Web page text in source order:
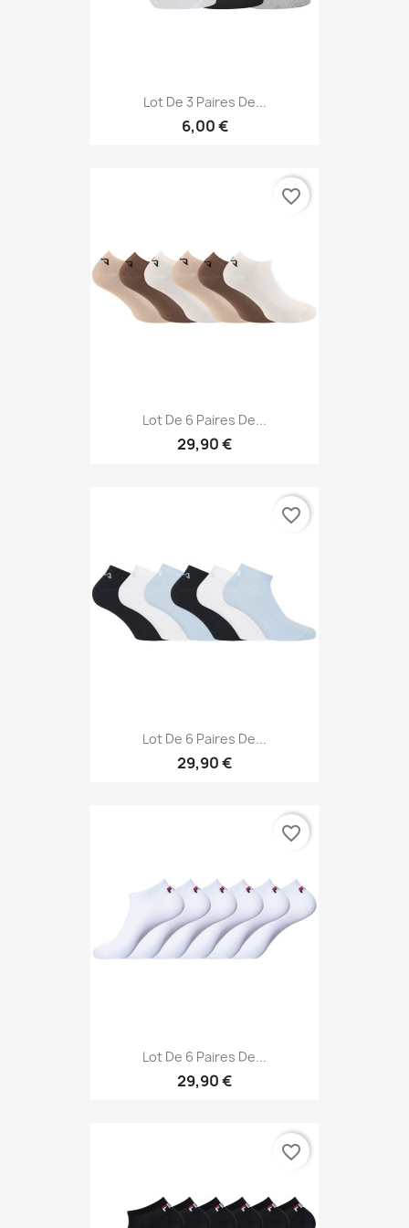
Lot De 3 Paires De...
6,00 €
Lot De 6 Paires De...
29,90 €
favorite_border
Lot De 6 Paires De...
29,90 €
favorite_border
Lot De 6 Paires De...
29,90 €
favorite_border
favorite_border